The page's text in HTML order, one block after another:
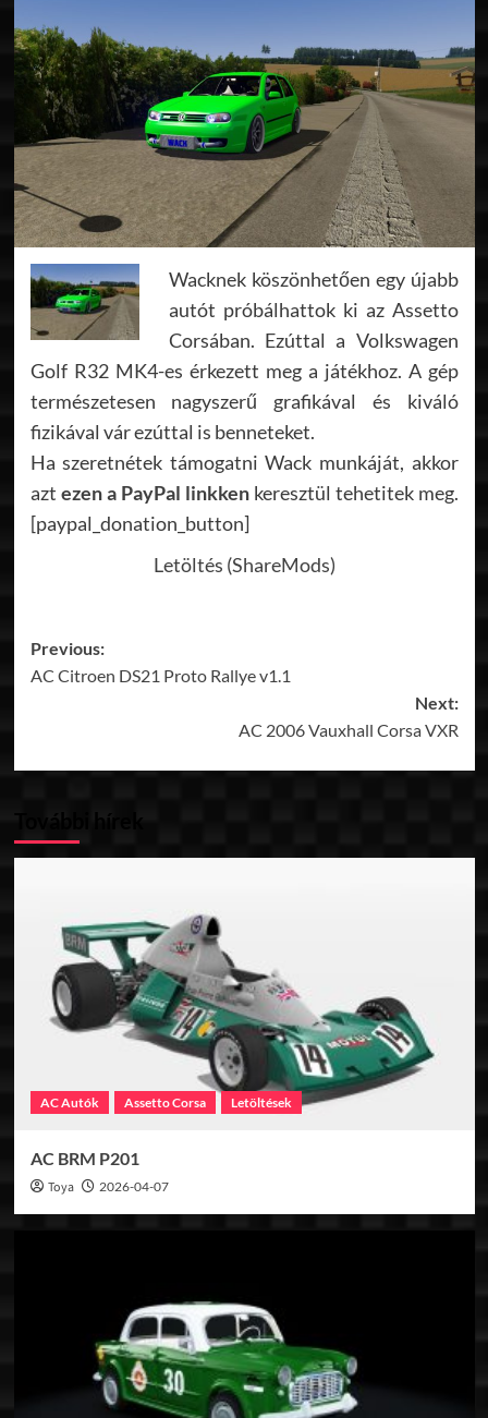
Wacknek köszönhetően egy újabb
autót próbálhattok ki az Assetto
Corsában. Ezúttal a Volkswagen
Golf R32 MK4-es érkezett meg a játékhoz. A gép
természetesen nagyszerű grafikával és kiváló
fizikával vár ezúttal is benneteket.
Ha szeretnétek támogatni Wack munkáját, akkor
azt ezen a PayPal linkkenkeresztül tehetitek meg.
[paypal_donation_button]
Letöltés (ShareMods)
Post
navigation
Previous:
AC Citroen DS21 Proto Rallye v1.1
Next:
AC 2006 Vauxhall Corsa VXR
AC Autók Assetto Corsa Letöltések
AC BRM P201
Toya 2026-04-07